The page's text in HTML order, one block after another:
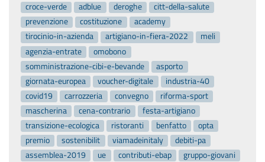
croce-verde
adblue deroghe
citt-della-salute
prevenzione
costituzione
academy
tirocinio-in-azienda
artigiano-in-fiera-2022
meli
agenzia-entrate
omobono
somministrazione-cibi-e-bevande
asporto
giornata-europea
voucher-digitale
industria-40
covid19
carrozzeria convegno
riforma-sport
mascherina
cena-contrario
festa-artigiano
transizione-ecologica
ristoranti benfatto
opta
premio
sostenibilit viamadeinitaly
debiti-pa
assemblea-2019
ue contributi-ebap
gruppo-giovani